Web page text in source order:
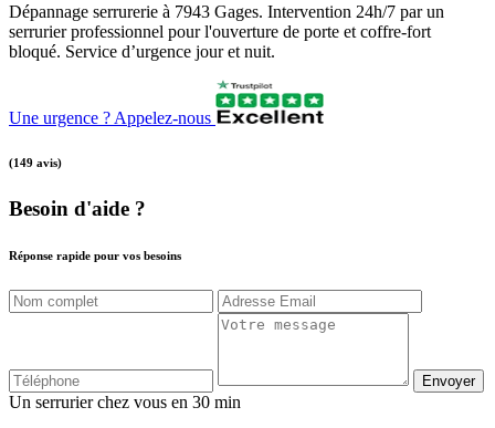
Dépannage serrurerie à 7943 Gages. Intervention 24h/7 par un
serrurier professionnel pour l'ouverture de porte et coffre-fort
bloqué. Service d’urgence jour et nuit.
Une urgence ? Appelez-nous
(149 avis)
Besoin d'aide ?
Réponse rapide pour vos besoins
Envoyer
Un serrurier chez vous en 30 min